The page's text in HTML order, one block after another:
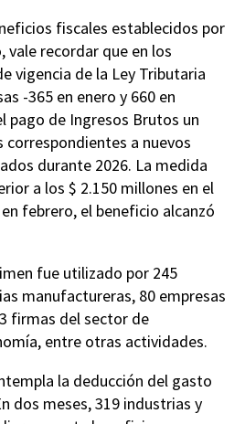
fiscales establecidos por
vale recordar que en los
vigencia de la Ley Tributaria
-365 en enero y 660 en
pago de Ingresos Brutos un
a nuevos
durante 2026. La medida
a los $ 2.150 millones en el
febrero, el beneficio alcanzó
fue utilizado por 245
manufactureras, 80 empresas
firmas del sector de
entre otras actividades.
la deducción del gasto
dos meses, 319 industrias y